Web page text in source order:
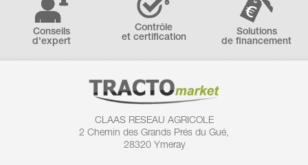
Conseils
d'expert
Contrôle
et certification
Solutions
de financement
CLAAS RESEAU AGRICOLE
2 Chemin des Grands Prés du Gué,
28320 Ymeray